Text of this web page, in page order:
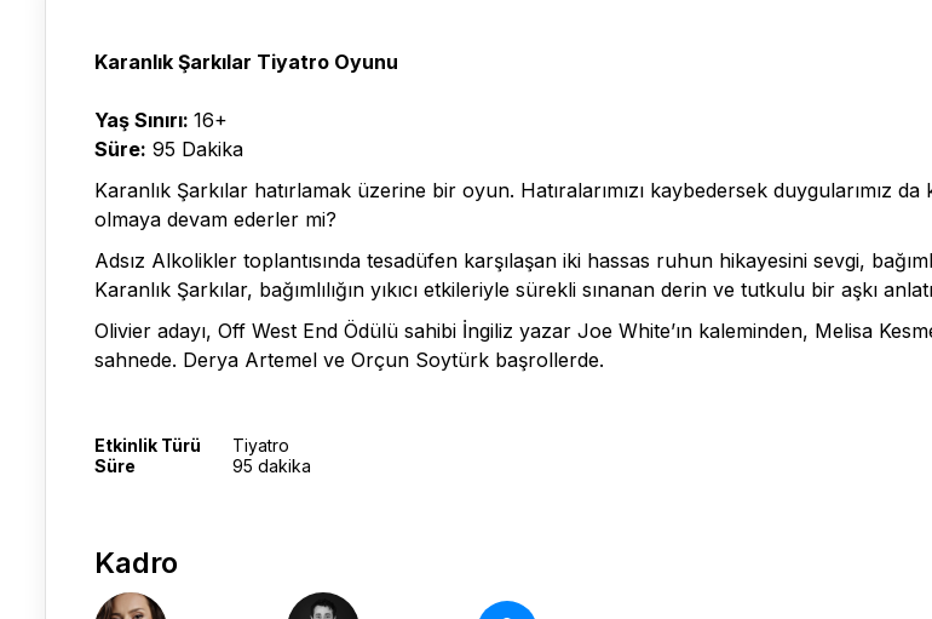
Karanlık Şarkılar Tiyatro Oyunu
Yaş Sınırı: 16+
Süre: 95 Dakika
Karanlık Şarkılar hatırlamak üzerine bir oyun. Hatıralarımızı kaybedersek duygularımız
olmaya devam ederler mi?
Adsız Alkolikler toplantısında tesadüfen karşılaşan iki hassas ruhun hikayesini sevgi,
Karanlık Şarkılar, bağımlılığın yıkıcı etkileriyle sürekli sınanan derin ve tutkulu bir aşkı
Olivier adayı, Off West End Ödülü sahibi İngiliz yazar Joe White’ın kaleminden, Melisa
sahnede. Derya Artemel ve Orçun Soytürk başrollerde.
Etkinlik Türü
Tiyatro
Süre
95 dakika
Kadro